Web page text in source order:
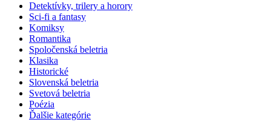
Detektívky, trilery a horory
Sci-fi a fantasy
Komiksy
Romantika
Spoločenská beletria
Klasika
Historické
Slovenská beletria
Svetová beletria
Poézia
Ďalšie kategórie